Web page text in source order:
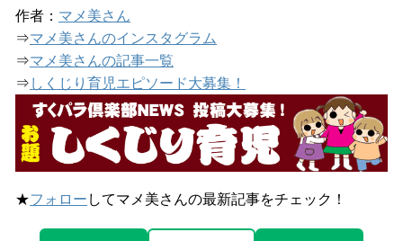
作者： マメ美さん
⇒マメ美さんのインスタグラム
⇒マメ美さんの記事一覧
⇒ しくじり育児エピソード大募集！
★フォロー してマメ美さんの最新記事をチェック！